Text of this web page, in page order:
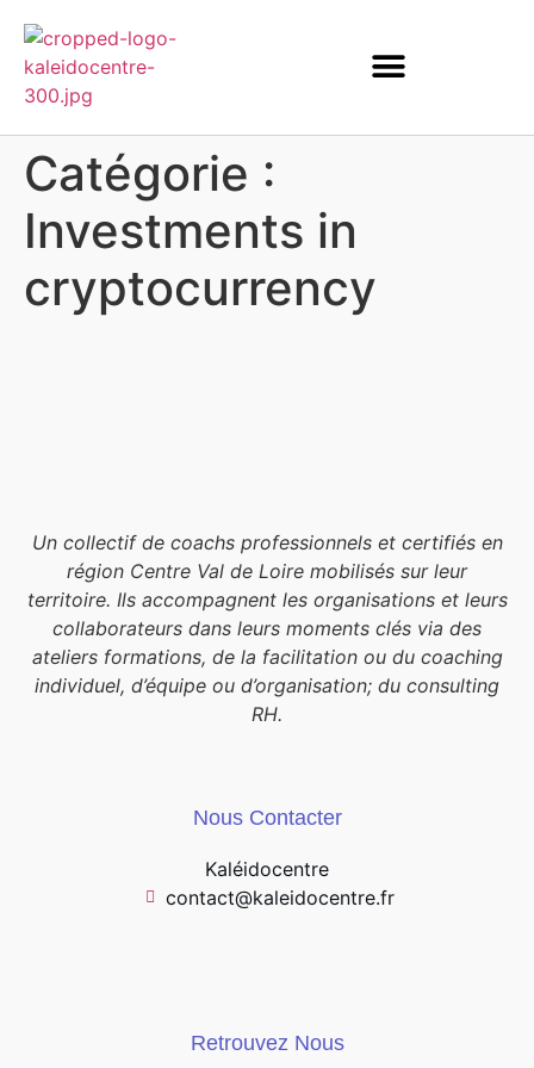
Catégorie :
Investments in
cryptocurrency
Un collectif de coachs professionnels et certifiés en
région Centre Val de Loire mobilisés sur leur
territoire. Ils accompagnent les organisations et leurs
collaborateurs dans leurs moments clés via des
ateliers formations, de la facilitation ou du coaching
individuel, d’équipe ou d’organisation; du consulting
RH.
Nous Contacter
Kaléidocentre
contact@kaleidocentre.fr
Retrouvez Nous